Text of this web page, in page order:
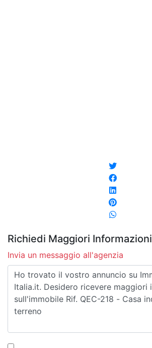
Richiedi Maggiori Informazioni
Invia un messaggio all'agenzia